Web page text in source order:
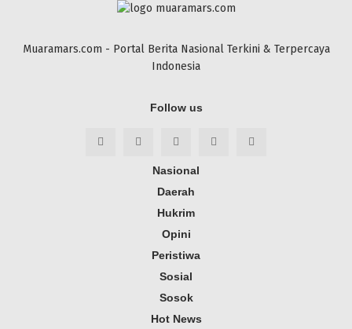
Muaramars.com - Portal Berita Nasional Terkini & Terpercaya
Indonesia
Follow us
Nasional
Daerah
Hukrim
Opini
Peristiwa
Sosial
Sosok
Hot News